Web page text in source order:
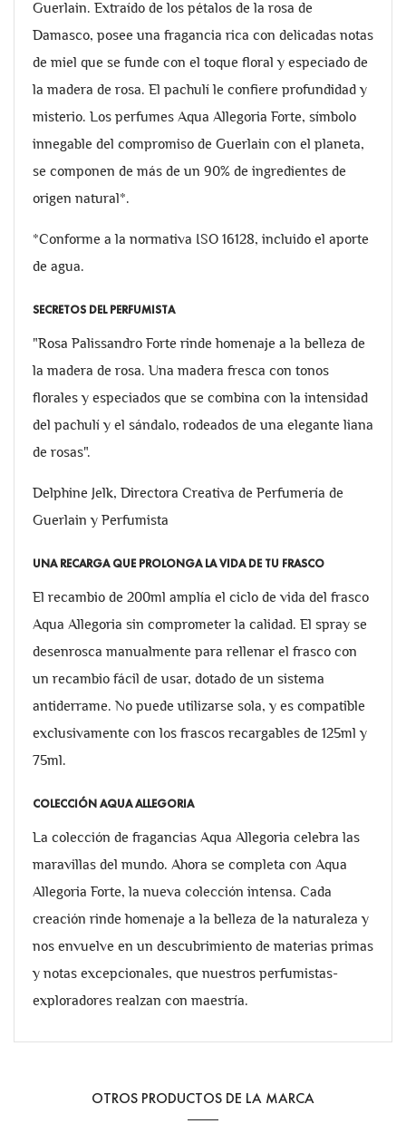
Guerlain. Extraído de los pétalos de la rosa de
Damasco, posee una fragancia rica con delicadas notas
de miel que se funde con el toque floral y especiado de
la madera de rosa. El pachulí le confiere profundidad y
misterio. Los perfumes Aqua Allegoria Forte, símbolo
innegable del compromiso de Guerlain con el planeta,
se componen de más de un 90% de ingredientes de
origen natural*.
*Conforme a la normativa ISO 16128, incluido el aporte
de agua.
SECRETOS DEL PERFUMISTA
"Rosa Palissandro Forte rinde homenaje a la belleza de
la madera de rosa. Una madera fresca con tonos
florales y especiados que se combina con la intensidad
del pachulí y el sándalo, rodeados de una elegante liana
de rosas".
Delphine Jelk, Directora Creativa de Perfumería de
Guerlain y Perfumista
UNA RECARGA QUE PROLONGA LA VIDA DE TU FRASCO
El recambio de 200ml amplía el ciclo de vida del frasco
Aqua Allegoria sin comprometer la calidad. El spray se
desenrosca manualmente para rellenar el frasco con
un recambio fácil de usar, dotado de un sistema
antiderrame. No puede utilizarse sola, y es compatible
exclusivamente con los frascos recargables de 125ml y
75ml.
COLECCIÓN AQUA ALLEGORIA
La colección de fragancias Aqua Allegoria celebra las
maravillas del mundo. Ahora se completa con Aqua
Allegoria Forte, la nueva colección intensa. Cada
creación rinde homenaje a la belleza de la naturaleza y
nos envuelve en un descubrimiento de materias primas
y notas excepcionales, que nuestros perfumistas-
exploradores realzan con maestría.
OTROS PRODUCTOS DE LA MARCA